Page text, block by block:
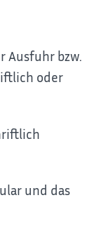
Ausfuhr bzw.
oder
und das